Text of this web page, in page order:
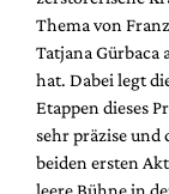
Podcast
Service
Shop / Abo
Newsletter
Redaktion
Thema von
Tatjana
hat. Dabei legt
Etappen dieses
sehr präzise
beiden ersten
leere Bühne in